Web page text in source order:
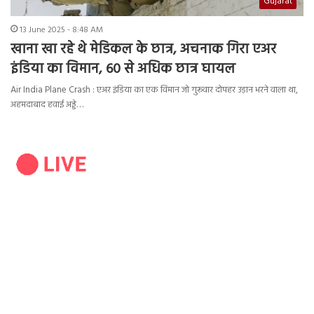
13 June 2025 - 8:48 AM
खाना खा रहे थे मेडिकल के छात्र, अचनाक गिरा एअर
इंडिया का विमान, 60 से अधिक छात्र घायल
Air India Plane Crash : एअर इंडिया का एक विमान जो गुरूवार दोपहर उड़ान भरने वाला था,
अहमदाबाद हवाई अड्डे…